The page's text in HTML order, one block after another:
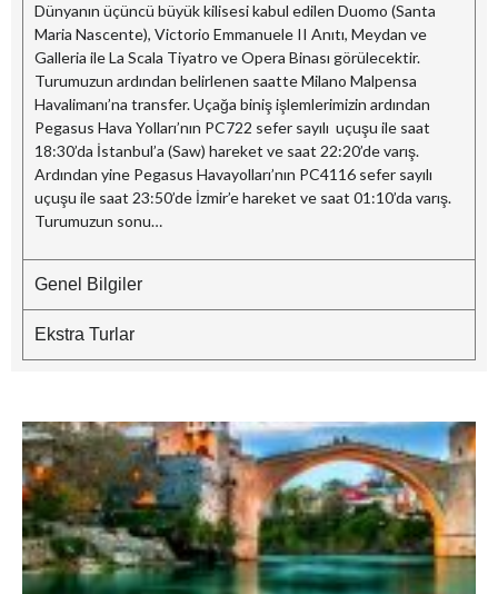
Dünyanın üçüncü büyük kilisesi kabul edilen Duomo (Santa
Maria Nascente), Victorio Emmanuele II Anıtı, Meydan ve
Galleria ile La Scala Tiyatro ve Opera Binası görülecektir.
Turumuzun ardından belirlenen saatte Milano Malpensa
Havalimanı’na transfer. Uçağa biniş işlemlerimizin ardından
Pegasus Hava Yolları’nın PC722 sefer sayılı uçuşu ile saat
18:30’da İstanbul’a (Saw) hareket ve saat 22:20’de varış.
Ardından yine Pegasus Havayolları’nın PC4116 sefer sayılı
uçuşu ile saat 23:50’de İzmir’e hareket ve saat 01:10’da varış.
Turumuzun sonu…
Genel Bilgiler
Ekstra Turlar